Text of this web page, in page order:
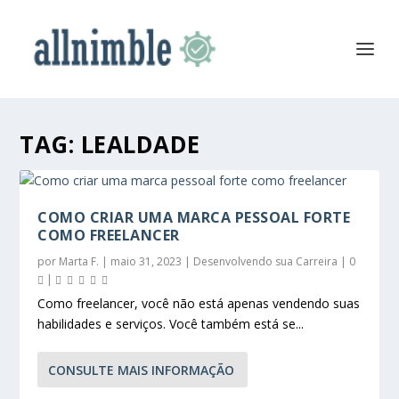
TAG: LEALDADE
COMO CRIAR UMA MARCA PESSOAL FORTE
COMO FREELANCER
por Marta F. | maio 31, 2023 | Desenvolvendo sua Carreira | 0
|
Como freelancer, você não está apenas vendendo suas
habilidades e serviços. Você também está se...
CONSULTE MAIS INFORMAÇÃO